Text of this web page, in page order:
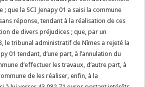
que la SCI Jenapy 01 a saisi la commune
réponse, tendant à la réalisation de ces
de divers préjudices ; que, par un
le tribunal administratif de Nîmes a rejeté la
01 tendant, d’une part, à l’annulation du
d’effectuer les travaux, d’autre part, à
de les réaliser, enfin, à la